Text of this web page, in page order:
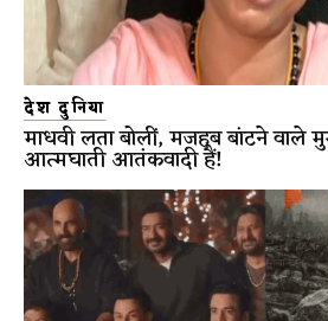
देश दुनिया
माधवी लता बोलीं, मजहब बांटने वाले
आत्मघाती आतंकवादी हैं!